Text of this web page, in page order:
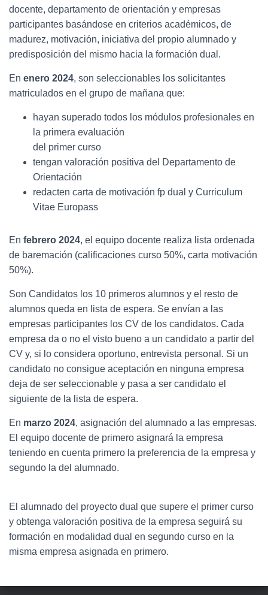
docente, departamento de orientación y empresas
participantes basándose en criterios académicos, de
madurez, motivación, iniciativa del propio alumnado y
predisposición del mismo hacia la formación dual.
En enero 2024, son seleccionables los solicitantes
matriculados en el grupo de mañana que:
hayan superado todos los módulos profesionales en
la primera evaluación
del primer curso
tengan valoración positiva del Departamento de
Orientación
redacten carta de motivación fp dual y Curriculum
Vitae Europass
En febrero 2024, el equipo docente realiza lista ordenada
de baremación (calificaciones curso 50%, carta motivación
50%).
Son Candidatos los 10 primeros alumnos y el resto de
alumnos queda en lista de espera. Se envían a las
empresas participantes los CV de los candidatos. Cada
empresa da o no el visto bueno a un candidato a partir del
CV y, si lo considera oportuno, entrevista personal. Si un
candidato no consigue aceptación en ninguna empresa
deja de ser seleccionable y pasa a ser candidato el
siguiente de la lista de espera.
En marzo 2024, asignación del alumnado a las empresas.
El equipo docente de primero asignará la empresa
teniendo en cuenta primero la preferencia de la empresa y
segundo la del alumnado.
El alumnado del proyecto dual que supere el primer curso
y obtenga valoración positiva de la empresa seguirá su
formación en modalidad dual en segundo curso en la
misma empresa asignada en primero.